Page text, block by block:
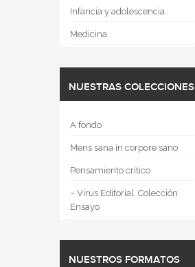
Infancia y adolescencia
Medicina
NUESTRAS COLECCIONES
A fondo
Mens sana in corpore sano
Pensamiento crítico
~ Virus Editorial. Colección
Ensayo
NUESTROS FORMATOS